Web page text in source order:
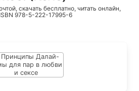
скачать бесплатно, читать онлайн,
978-5-222-17995-6